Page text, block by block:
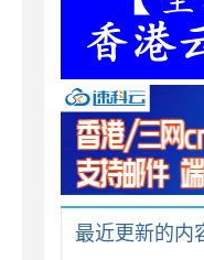
最近更新的内